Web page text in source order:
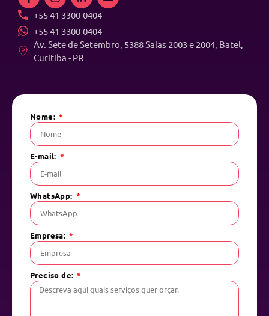
+55 41 3300-0404
+55 41 3300-0404
Av. Sete de Setembro, 5388 Salas 2003 e 2004, Batel,
Curitiba - PR
Nome:
E-mail:
WhatsApp:
Empresa:
Preciso de: